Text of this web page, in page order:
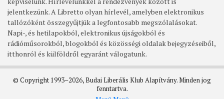
jelentkezünk. A Libretto olyan hírlevél, amelyben elektronikus
tallózóként összegyűjtjük a legfontosabb megszólalásokat.
Napi-, és hetilapokból, elektronikus újságokból és
rádióműsorokból, blogokból és közösségi oldalak bejegyzéseiből,
itthonról és külföldről egyaránt válogatunk.
© Copyright 1993–2026, Budai Liberális Klub Alapítvány. Minden jog
fenntartva.